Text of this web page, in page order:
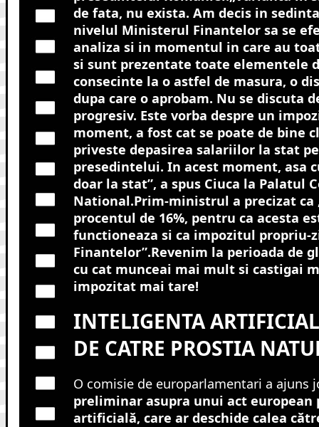
de fata, nu exista. Am decis in
nivelul Ministerul Finantelor sa se
analiza si in momentul in care au
si sunt prezentate toate elementele
consecinte la o astfel de masura, o
dupa care o aprobam. Nu se discuta
progresiv. Este vorba despre un
moment, a fost cat se poate de bine
priveste depasirea salariilor la stat
presedintelui. In acest moment, asa
doar la stat”, a spus Ciuca la Palatul
National.Prim-ministrul a precizat ca
procentul de 16%, pentru ca acesta
functioneaza si ca impozitul propriu-
Finantelor”.Revenim la perioada de
cu cat munceai mai mult si castigai
impozitat mai tare!
INTELIGENTA
DE CATRE PROSTIA
O comisie de europarlamentari a ajuns
preliminar asupra unui act
artificială, care ar deschide calea